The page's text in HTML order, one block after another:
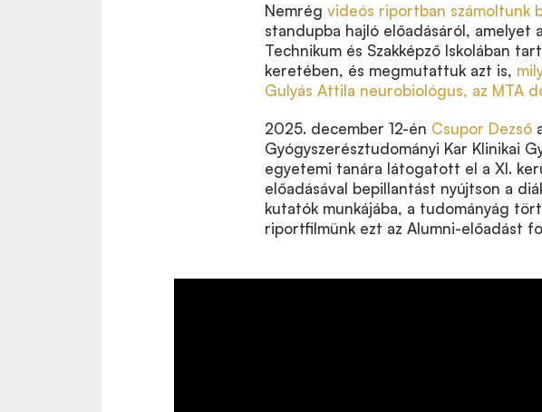
Nemrég videós riportban számoltunk
standupba hajló előadásáról, amelyet
Technikum és Szakképző Iskolában
keretében, és megmutattuk azt is,
Gulyás Attila neurobiológus, az MTA
2025. december 12-én Csupor Dezső
Gyógyszerésztudományi Kar Klinikai
egyetemi tanára látogatott el a XI.
előadásával bepillantást nyújtson a
kutatók munkájába, a tudományág
riportfilmünk ezt az Alumni-előadást